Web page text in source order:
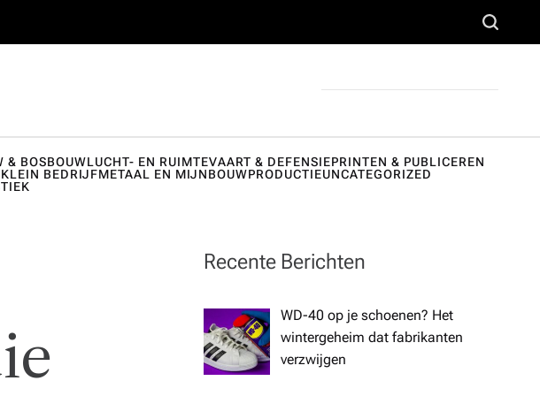
S
h
onderwijs
zorginstell
ing.
& BOSBOUWLUCHT- EN RUIMTEVAART & DEFENSIEPRINTEN & PUBLICEREN
KLEIN BEDRIJFMETAAL EN MIJNBOUWPRODUCTIEUNCATEGORIZED
Recente Berichten
WD-40 op je schoenen? Het
wintergeheim dat fabrikanten
verzwijgen